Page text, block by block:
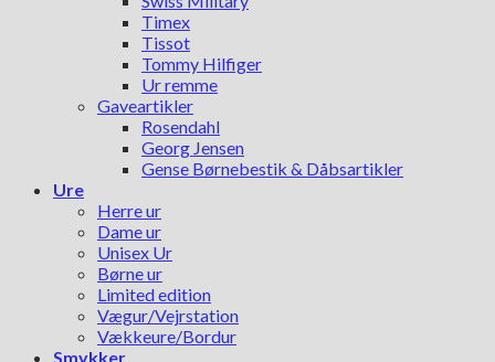
Timex
Tissot
Tommy Hilfiger
Ur remme
Gaveartikler
Rosendahl
Georg Jensen
Gense Børnebestik & Dåbsartikler
Ure
Herre ur
Dame ur
Unisex Ur
Børne ur
Limited edition
Vægur/Vejrstation
Vækkeure/Bordur
Smykker